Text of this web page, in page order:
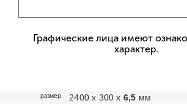
Графические лица имеют
характер.
размер 2400 х 300 х 6,5 мм